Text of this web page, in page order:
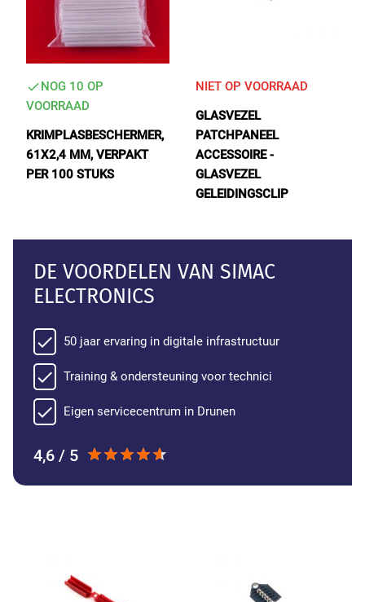
NOG 10 OP
VOORRAAD
KRIMPLASBESCHERMER,
61X2,4 MM, VERPAKT
PER 100 STUKS
NIET OP VOORRAAD
GLASVEZEL
PATCHPANEEL
ACCESSOIRE -
GLASVEZEL
GELEIDINGSCLIP
DE VOORDELEN VAN SIMAC
ELECTRONICS
50 jaar ervaring in digitale infrastructuur
Training & ondersteuning voor technici
Eigen servicecentrum in Drunen
4,6 / 5